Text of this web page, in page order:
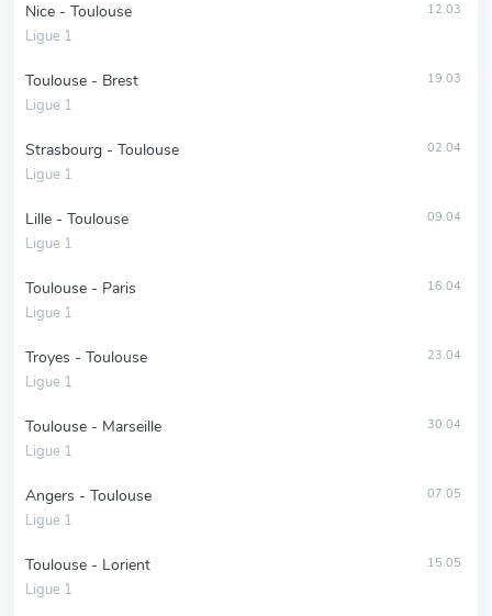
Nice - Toulouse
Ligue 1
12.03
Toulouse - Brest
Ligue 1
19.03
Strasbourg - Toulouse
Ligue 1
02.04
Lille - Toulouse
Ligue 1
09.04
Toulouse - Paris
Ligue 1
16.04
Troyes - Toulouse
Ligue 1
23.04
Toulouse - Marseille
Ligue 1
30.04
Angers - Toulouse
Ligue 1
07.05
Toulouse - Lorient
Ligue 1
15.05